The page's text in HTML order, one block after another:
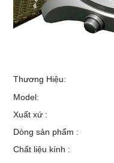
Thương Hiệu:
Model:
Xuất xứ :
Dòng sản phẩm :
Chất liệu kính :